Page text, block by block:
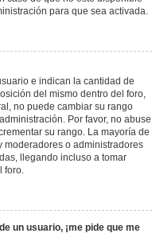
para que sea activada.
e indican la cantidad de
del mismo dentro del foro,
no puede cambiar su rango
Por favor, no abuse
su rango. La mayoría de
moderadores o administradores
llegando incluso a tomar
foro.
un usuario, ¡me pide que me